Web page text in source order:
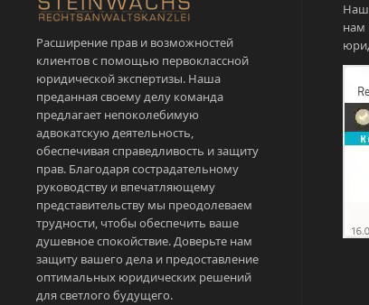
Расширение прав и возможностей
клиентов с помощью первоклассной
юридической экспертизы. Наша
преданная своему делу команда
предлагает непоколебимую
адвокатскую деятельность,
обеспечивая справедливость и защиту
прав. Благодаря сострадательному
руководству и впечатляющему
представительству мы преодолеваем
трудности, чтобы обеспечить ваше
душевное спокойствие. Доверьте нам
защиту вашего дела и предоставление
оптимальных юридических решений
для светлого будущего.
нам